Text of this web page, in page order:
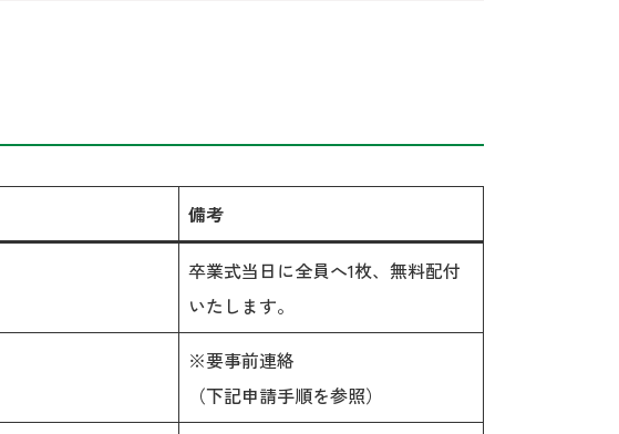
備考
卒業式当日に全員へ1枚、無料配付
いたします。
※要事前連絡
（下記申請手順を参照）